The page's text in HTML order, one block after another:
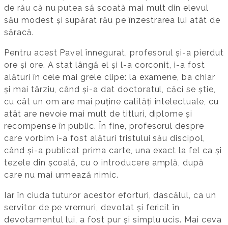
de rău că nu putea să scoată mai mult din elevul
său modest și supărat rău pe înzestrarea lui atât de
săracă.
Pentru acest Pavel înnegurat, profesorul și-a pierdut
ore și ore. A stat lângă el și l-a corconit, i-a fost
alături în cele mai grele clipe: la examene, ba chiar
și mai târziu, când și-a dat doctoratul, căci se știe,
cu cât un om are mai puține calități intelectuale, cu
atât are nevoie mai mult de titluri, diplome și
recompense în public. În fine, profesorul despre
care vorbim i-a fost alături tristului său discipol,
când și-a publicat prima carte, una exact la fel ca și
tezele din școală, cu o introducere amplă, după
care nu mai urmează nimic.
Iar în ciuda tuturor acestor eforturi, dascălul, ca un
servitor de pe vremuri, devotat și fericit în
devotamentul lui, a fost pur și simplu ucis. Mai ceva